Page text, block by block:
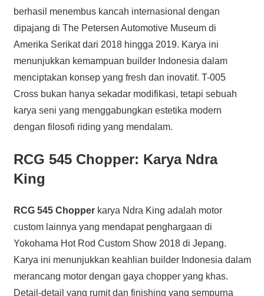
berhasil menembus kancah internasional dengan
dipajang di The Petersen Automotive Museum di
Amerika Serikat dari 2018 hingga 2019. Karya ini
menunjukkan kemampuan builder Indonesia dalam
menciptakan konsep yang fresh dan inovatif. T-005
Cross bukan hanya sekadar modifikasi, tetapi sebuah
karya seni yang menggabungkan estetika modern
dengan filosofi riding yang mendalam.
RCG 545 Chopper: Karya Ndra
King
RCG 545 Chopperkarya Ndra King adalah motor
custom lainnya yang mendapat penghargaan di
Yokohama Hot Rod Custom Show 2018 di Jepang.
Karya ini menunjukkan keahlian builder Indonesia dalam
merancang motor dengan gaya chopper yang khas.
Detail-detail yang rumit dan finishing yang sempurna